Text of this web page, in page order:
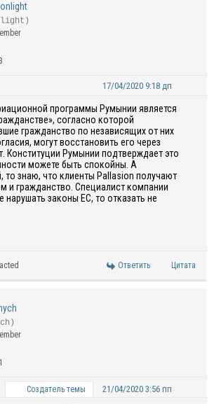
17/04/2020 9:18 дп
программы Румынии является
согласно которой
гражданство по независящих от них
могут восстановить его через
Конституции Румынии подтверждает это
можете быть спокойны. А
то знаю, что клиенты Pallasion получают
и гражданство. Специалист компании
нарушать законы ЕС, то отказать не
Ответить Цитата
Создатель темы 21/04/2020 3:56 пп